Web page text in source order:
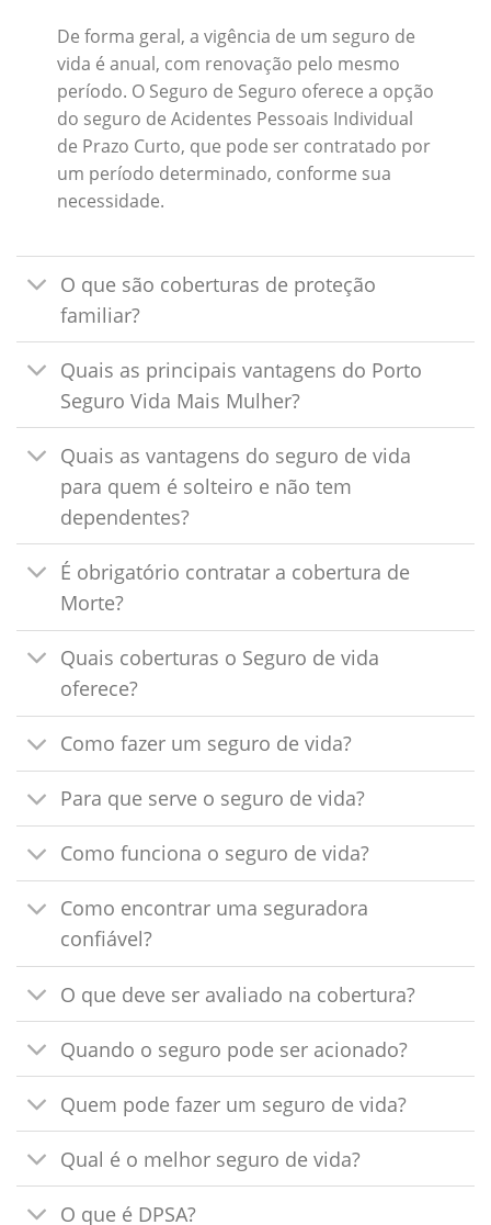
De forma geral, a vigência de um seguro de
vida é anual, com renovação pelo mesmo
período. O Seguro de Seguro oferece a opção
do seguro de Acidentes Pessoais Individual
de Prazo Curto, que pode ser contratado por
um período determinado, conforme sua
necessidade.
O que são coberturas de proteção
familiar?
Quais as principais vantagens do Porto
Seguro Vida Mais Mulher?
Quais as vantagens do seguro de vida
para quem é solteiro e não tem
dependentes?
É obrigatório contratar a cobertura de
Morte?
Quais coberturas o Seguro de vida
oferece?
Como fazer um seguro de vida?
Para que serve o seguro de vida?
Como funciona o seguro de vida?
Como encontrar uma seguradora
confiável?
O que deve ser avaliado na cobertura?
Quando o seguro pode ser acionado?
Quem pode fazer um seguro de vida?
Qual é o melhor seguro de vida?
O que é DPSA?